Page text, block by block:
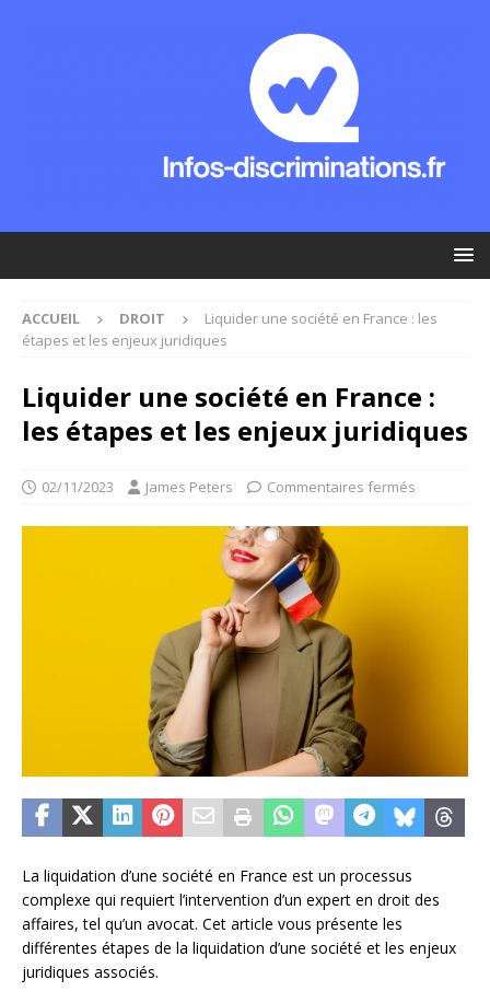
ACCUEIL DROIT
Liquider une société en France : les
étapes et les enjeux juridiques
Liquider une société en France :
les étapes et les enjeux juridiques
02/11/2023 James Peters Commentaires fermés
La liquidation d’une société en France est un processus
complexe qui requiert l’intervention d’un expert en droit des
affaires, tel qu’un avocat. Cet article vous présente les
différentes étapes de la liquidation d’une société et les enjeux
juridiques associés.